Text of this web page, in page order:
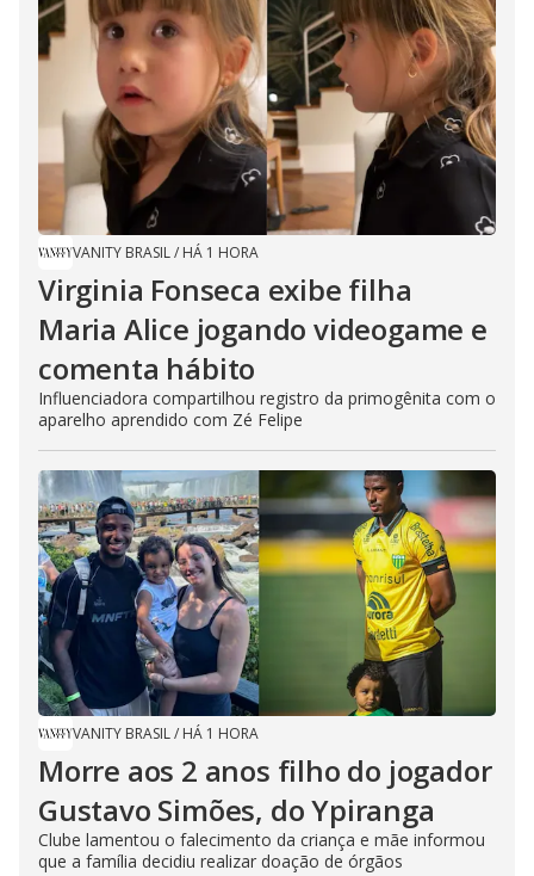
VANITY BRASIL/ HÁ 1 HORA
Virginia Fonseca exibe filha
Maria Alice jogando videogame e
comenta hábito
Influenciadora compartilhou registro da primogênita com o
aparelho aprendido com Zé Felipe
VANITY BRASIL/ HÁ 1 HORA
Morre aos 2 anos filho do jogador
Gustavo Simões, do Ypiranga
Clube lamentou o falecimento da criança e mãe informou
que a família decidiu realizar doação de órgãos